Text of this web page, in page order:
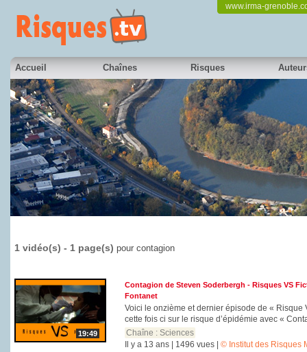
www.irma-
Accueil Chaînes Risques
1 vidéo(s) - 1 page(s) pour contagion
19:49
Contagion de Steven Soderbergh - Risques VS
Fontanet
Voici le onzième et dernier épisode de « Risque
cette fois ci sur le risque d’épidémie avec «
Chaîne :Sciences
Il y a 13 ans | 1496 vues |© Institut des Risques